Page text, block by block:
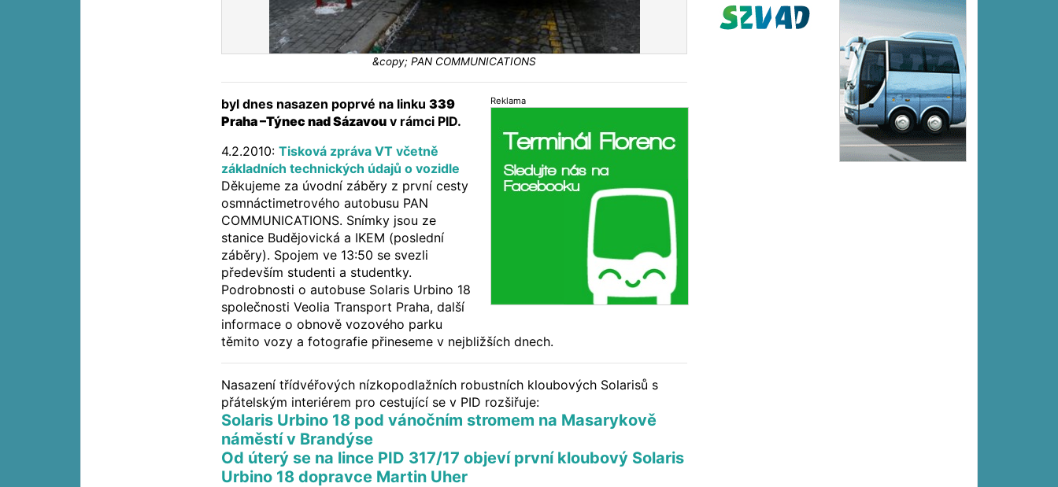
&copy; PAN COMMUNICATIONS
Reklama
byl dnes nasazen poprvé na linku339
Praha –Týnec nad Sázavou v rámci PID.
4.2.2010:Tisková zpráva VT včetně
základních technických údajů o vozidle
Děkujeme za úvodní záběry z první cesty
osmnáctimetrového autobusu PAN
COMMUNICATIONS. Snímky jsou ze
stanice Budějovická a IKEM (poslední
záběry). Spojem ve 13:50 se svezli
především studenti a studentky.
Podrobnosti o autobuse Solaris Urbino 18
společnosti Veolia Transport Praha, další
informace o obnově vozového parku
těmito vozy a fotografie přineseme v nejbližších dnech.
Nasazení třídvéřových nízkopodlažních robustních kloubových Solarisů s
přátelským interiérem pro cestující se v PID rozšiřuje:
Solaris Urbino 18 pod vánočním stromem na Masarykově
náměstí v Brandýse
Od úterý se na lince PID 317/17 objeví první kloubový Solaris
Urbino 18 dopravce Martin Uher